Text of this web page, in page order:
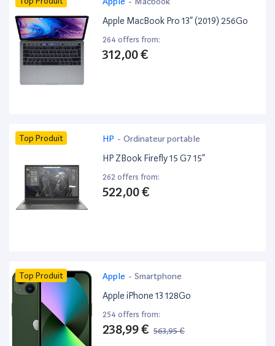
Apple MacBook Pro 13” (2019) 256Go
264 offers from:
312,00 €
Top Produit HP - Ordinateur portable
HP ZBook Firefly 15 G7 15”
262 offers from:
522,00 €
Top Produit Apple - Smartphone
Apple iPhone 13 128Go
254 offers from:
238,99 € 563,95 €